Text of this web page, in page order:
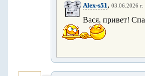
Alex-s51, 03.06.2026 г.
Вася, привет!